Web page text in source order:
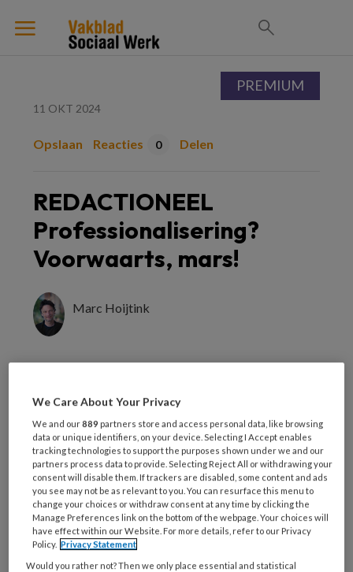
11 OKT 2024
Opslaan Reacties 0 Delen
REDACTIONEEL
Professionalisering?
Voorwaarts, mars!
Marc Hoijtink
dat decennialang verplichte literatuur
was op sociale academies:
Beroepsethiek en de code van de
maatschappelijk werker. Vijf jaar
daarvoor schreef zij de eerste
beroepscode voor maatschappelijk
werkers. Je kunt het je nu bijna niet
voorstellen, maar tussen 1952 en 1965
PREMIUM
We Care About Your Privacy
We and our889 partners store and access personal data, like browsing
data or unique identifiers, on your device. Selecting I Accept enables
tracking technologies to support the purposes shown under we and our
partners process data to provide. Selecting Reject All or withdrawing your
consent will disable them. If trackers are disabled, some content and ads
you see may not be as relevant to you. You can resurface this menu to
change your choices or withdraw consent at any time by clicking the
Manage Preferences link on the bottom of the webpage. Your choices will
have effect within our Website. For more details, refer to our Privacy
Policy. Privacy Statement
Would you rather not? Then we only place essential and statistical